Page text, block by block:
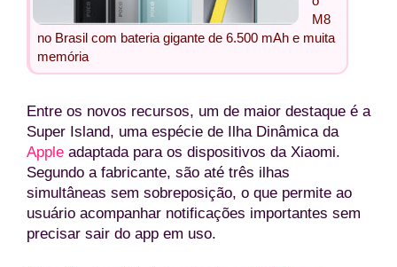
M8
no Brasil com bateria gigante de 6.500 mAh e muita
memória
Entre os novos recursos, um de maior destaque é a
Super Island, uma espécie de Ilha Dinâmica da
Apple adaptada para os dispositivos da Xiaomi.
Segundo a fabricante, são até três ilhas
simultâneas sem sobreposição, o que permite ao
usuário acompanhar notificações importantes sem
precisar sair do app em uso.